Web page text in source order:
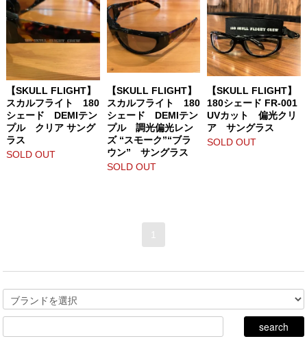
【SKULL FLIGHT】
スカルフライト 180
シェード DEMIテン
プル クリア サング
ラス
SOLD OUT
【SKULL FLIGHT】
スカルフライト 180
シェード DEMIテン
プル 調光偏光レン
ズ “スモーク”“ブラ
ウン” サングラス
SOLD OUT
【SKULL FLIGHT】
180シェード FR-001
UVカット 偏光クリ
ア サングラス
SOLD OUT